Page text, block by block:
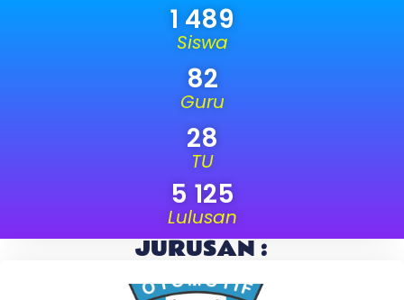
Siswa
1 489
Guru
82
TU
28
Lulusan
5 125
JURUSAN :